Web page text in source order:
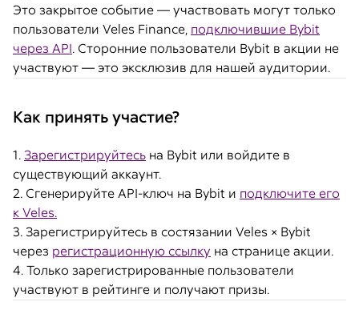
Это закрытое событие — участвовать могут только
пользователи Veles Finance, подключившие Bybit
через API. Сторонние пользователи Bybit в акции не
участвуют — это эксклюзив для нашей аудитории.
Как принять участие?
1. Зарегистрируйтесь на Bybit или войдите в
существующий аккаунт.
2. Сгенерируйте API-ключ на Bybit и подключите его
к Veles.
3. Зарегистрируйтесь в состязании Veles × Bybit
через регистрационную ссылку на странице акции.
4. Только зарегистрированные пользователи
участвуют в рейтинге и получают призы.